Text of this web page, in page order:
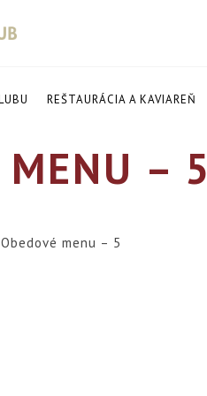
REŠTAURÁCIA A KAVIAREŇ
MENU – 5
Obedové menu – 5